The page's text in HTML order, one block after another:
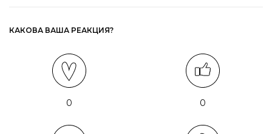
КАКОВА ВАША РЕАКЦИЯ?
0 0